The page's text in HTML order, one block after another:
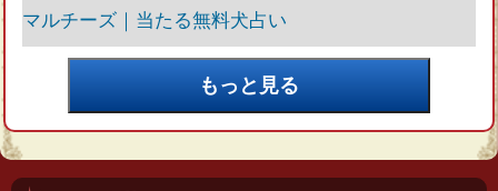
マルチーズ｜当たる無料犬占い